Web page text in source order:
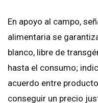
En apoyo al campo,
alimentaria se
blanco, libre de
hasta el consumo;
acuerdo entre
conseguir un precio